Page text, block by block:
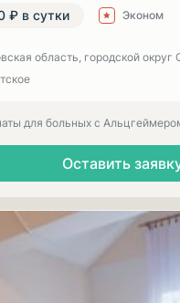
₽ в сутки Эконом
область, городской округ
для больных с
Оставить